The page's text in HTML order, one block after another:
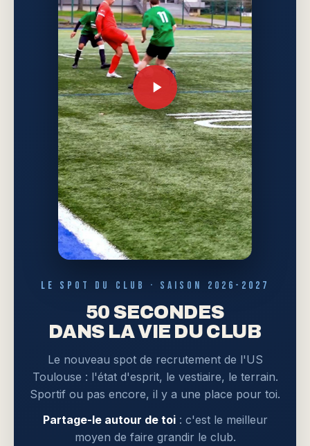
LE SPOT DU CLUB · SAISON 2026-2027
50 SECONDES
DANS LA VIE DU CLUB
Le nouveau spot de recrutement de l'US
Toulouse : l'état d'esprit, le vestiaire, le terrain.
Sportif ou pas encore, il y a une place pour toi.
Partage-le autour de toi: c'est le meilleur
moyen de faire grandir le club.